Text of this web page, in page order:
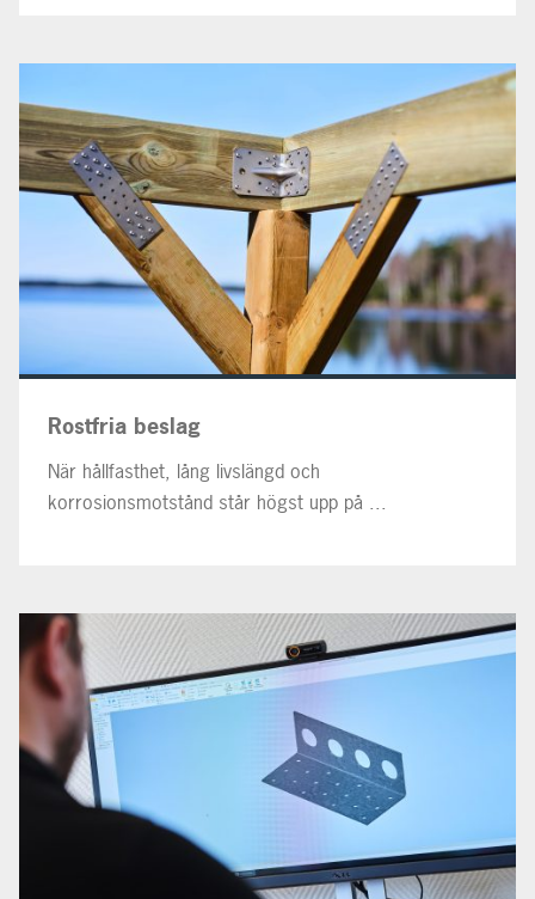
Rostfria beslag
När hållfasthet, lång livslängd och
korrosionsmotstånd står högst upp på ...